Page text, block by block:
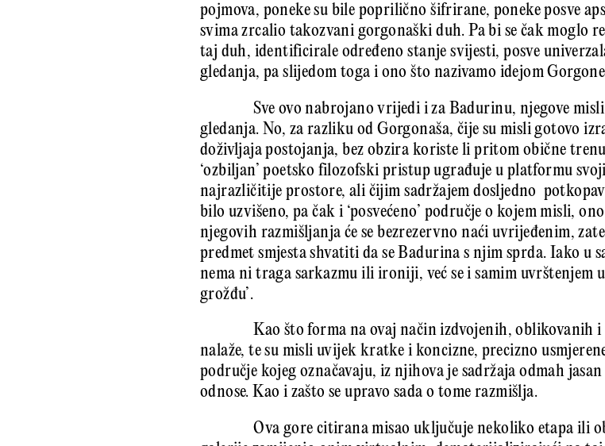
pojmova, poneke su bile poprilično šifrirane, poneke posve
svima zrcalio takozvani gorgonaški duh. Pa bi se čak moglo
taj duh, identificirale određeno stanje svijesti, posve
gledanja, pa slijedom toga i ono što nazivamo idejom
Sve ovo nabrojano vrijedi i za Badurinu, njegove
gledanja. No, za razliku od Gorgonaša, čije su misli gotovo
doživljaja postojanja, bez obzira koriste li pritom obične
‘ozbiljan’ poetsko filozofski pristup ugrađuje u platformu
najrazličitije prostore, ali čijim sadržajem dosljedno
bilo uzvišeno, pa čak i ‘posvećeno’ područje o kojem misli,
njegovih razmišljanja će se bezrezervno naći uvrijeđenim,
predmet smjesta shvatiti da se Badurina s njim sprda. Iako u
nema ni traga sarkazmu ili ironiji, već se i samim uvrštenjem
grožđu’.
Kao što forma na ovaj način izdvojenih, oblikovanih
nalaže, te su misli uvijek kratke i koncizne, precizno
područje kojeg označavaju, iz njihova je sadržaja odmah
odnose. Kao i zašto se upravo sada o tome razmišlja.
Ova gore citirana misao uključuje nekoliko etapa ili